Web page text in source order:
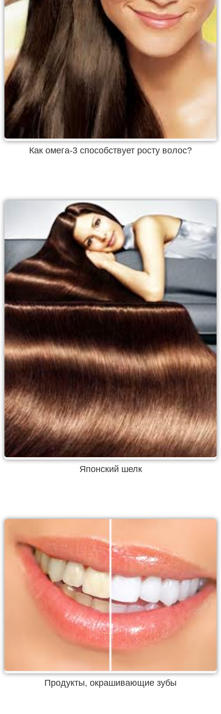
Как омега-3 способствует росту волос?
Японский шелк
Продукты, окрашивающие зубы